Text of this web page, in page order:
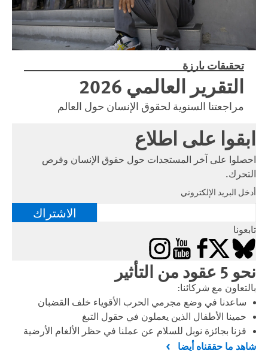
تحقيقات بارزة
التقرير العالمي 2026
مراجعتنا السنوية لحقوق الإنسان حول العالم
ابقوا على اطلاع
احصلوا على آخر المستجدات حول حقوق الإنسان وفرص
التحرك.
أدخل البريد الإلكتروني
الاشتراك
تابعونا
Bluesky
X
Facebook
YouTube
Instagram
نحو 5 عقود من التأثير
بالتعاون مع شركائنا:
ساعدنا في وضع مجرمي الحرب الأقوياء خلف القضبان
حمينا الأطفال الذين يعملون في حقول التبغ
فزنا بجائزة نوبل للسلام عن عملنا في حظر الألغام الأرضية
شاهد ما حققناه أيضا